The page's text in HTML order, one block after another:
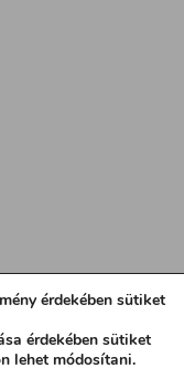
érdekében sütiket
érdekében sütiket
lehet módosítani.